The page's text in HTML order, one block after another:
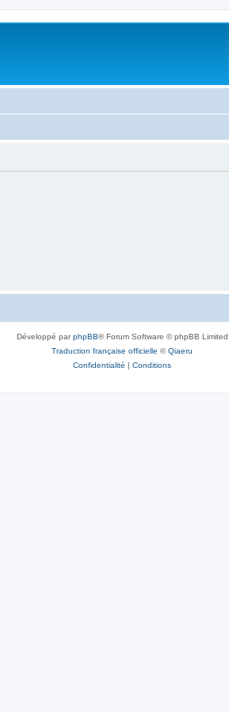
Développé parphpBB® Forum Software © phpBB Limited
Traduction française officielle ©Qiaeru
Confidentialité | Conditions